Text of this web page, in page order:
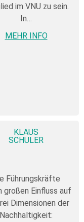
im VNU zu sein.
In…
MEHR INFO
KLAUS
SCHULER
Führungskräfte
großen Einfluss auf
Dimensionen der
Nachhaltigkeit: